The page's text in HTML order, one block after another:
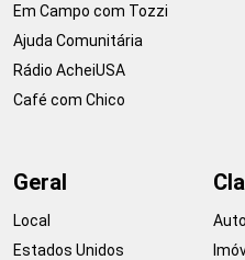
Em Campo com Tozzi
Ajuda Comunitária
Rádio AcheiUSA
Café com Chico
Geral
Local
Estados Unidos